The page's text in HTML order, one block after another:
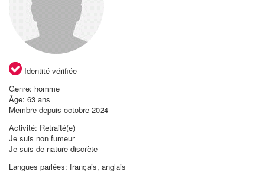
Identité vérifiée
Genre: homme
Âge: 63 ans
Membre depuis octobre 2024
Activité: Retraité(e)
Je suis non fumeur
Je suis de nature discrète
Langues parlées: français, anglais